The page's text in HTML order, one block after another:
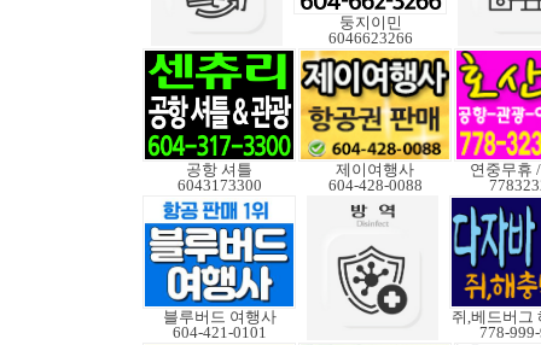
둥지이민
6046623266
공항 셔틀
6043173300
제이여행사
604-428-0088
연중무휴
블루버드 여행사
604-421-0101
778-